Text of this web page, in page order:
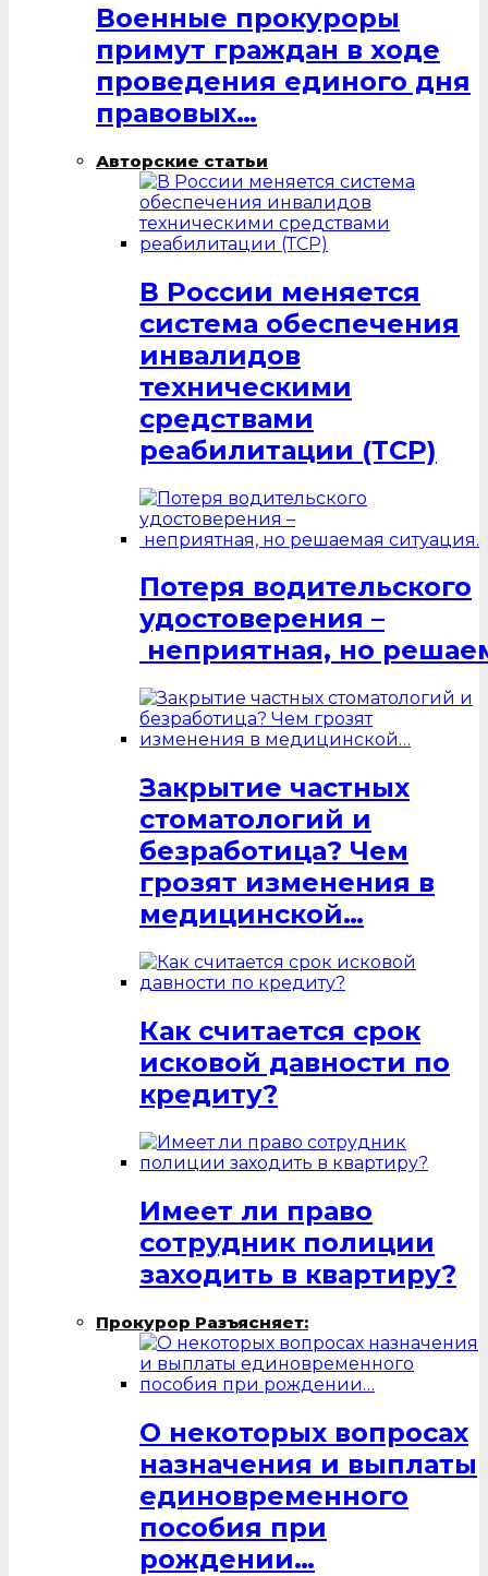
Военные прокуроры
примут граждан в ходе
проведения единого дня
правовых…
Авторские статьи
В России меняется
система обеспечения
инвалидов
техническими
средствами
реабилитации (ТСР)
Потеря водительского
удостоверения –
неприятная, но
Закрытие частных
стоматологий и
безработица? Чем
грозят изменения в
медицинской…
Как считается срок
исковой давности по
кредиту?
Имеет ли право
сотрудник полиции
заходить в квартиру?
Прокурор Разъясняет:
О некоторых вопросах
назначения и выплаты
единовременного
пособия при
рождении…